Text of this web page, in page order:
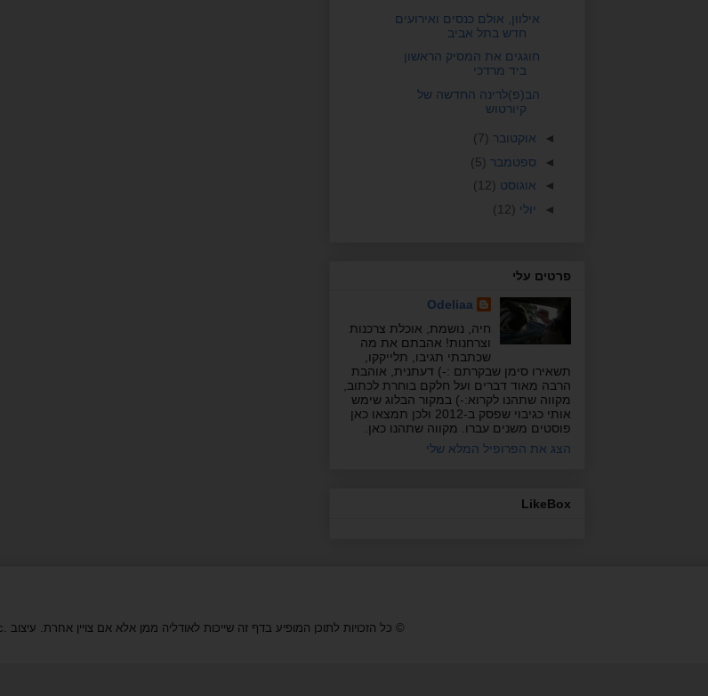
אילוון, אולם כנסים ואירועים
חדש בתל אביב
חוגגים את המסיק הראשון
ביד מרדכי
הב(פ)לרינה החדשה של
קיורטוש
◄ אוקטובר (7)
◄ ספטמבר (5)
◄ אוגוסט (12)
◄
יולי (12)
פרטים עלי
Odeliaa
חיה, נושמת, אוכלת צרכנות
וצרחנות! אהבתם את מה
שכתבתי תגיבו, תלייקקו,
תשאירו סימן שבקרתם :-) דעתנית, אוהבת
הרבה מאוד דברים ועל חלקם בוחרת לכתוב,
מקווה שתהנו לקרוא:-) במקור הבלוג שימש
אותי כגיבוי שפסק ב-2012 ולכן תמצאו כאן
פוסטים משנים עברו. מקווה שתהנו כאן.
הצג את הפרופיל המלא שלי
LikeBox
© כל הזכויות לתוכן המופיע בדף זה שייכות לאודליה ממן אלא אם צויין אחרת. עיצוב Awesome Inc.‎. מופעל על ידי